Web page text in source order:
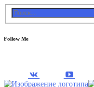
Follow Me